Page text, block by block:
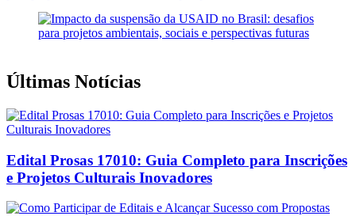
Últimas Notícias
Edital Prosas 17010: Guia Completo para Inscrições
e Projetos Culturais Inovadores